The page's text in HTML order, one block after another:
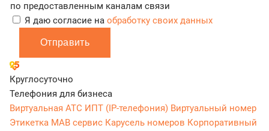
по предоставленным каналам связи
Я даю согласие на обработку своих данных
Отправить
Круглосуточно
Телефония для бизнеса
Виртуальная АТС ИПТ (IP-телефония) Виртуальный номер
Этикетка МАВ сервис Карусель номеров Корпоративный